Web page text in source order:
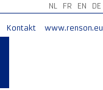
NL FR EN DE
Kontakt www.renson.eu